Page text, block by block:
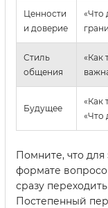
Ценности
и доверие
«Что
Стиль
общения
«Как
Будущее
«Как
«Что
Помните, что
формате
сразу
Постепенный